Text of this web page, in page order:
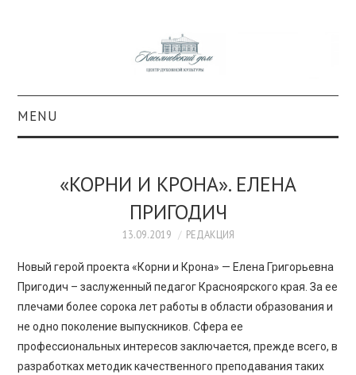
MENU
КОЛЛЕКЦИИ
КУЛЬТУРА
ОБРАЗОВАНИЕ
ПРОСВЕЩЕНИЕ
«КОРНИ И КРОНА». ЕЛЕНА
ПРИГОДИЧ
13.09.2019 РЕДАКЦИЯ
Новый герой проекта «Корни и Крона» — Елена Григорьевна
Пригодич – заслуженный педагог Красноярского края. За ее
плечами более сорока лет работы в области образования и
не одно поколение выпускников. Сфера ее
профессиональных интересов заключается, прежде всего, в
разработках методик качественного преподавания таких